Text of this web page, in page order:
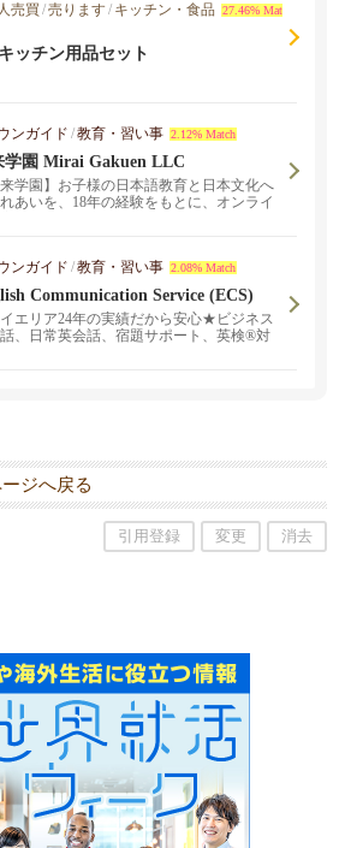
売買 /売ります/ キッチン・食品
27.46% Mat
ッチン用品セット
ンガイド /教育・習い事 2.12% Match
学園 Mirai Gakuen LLC
来学園】お子様の日本語教育と日本文化へ
あいを、18年の経験をもとに、オンライ
ンガイド /教育・習い事 2.08% Match
Communication Service (ECS)
エリア24年の実績だから安心★ビジネス
、日常英会話、宿題サポート、英検®対
す。
ジへ戻る
引用登録 変更 消去